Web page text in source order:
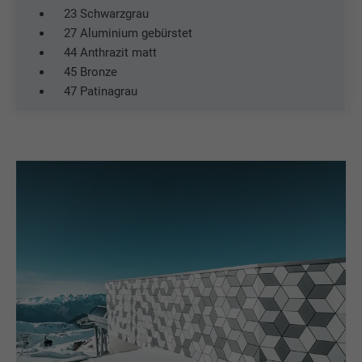
23 Schwarzgrau
27 Aluminium gebürstet
44 Anthrazit matt
45 Bronze
47 Patinagrau